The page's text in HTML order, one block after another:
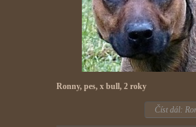
Ronny, pes, x bull, 2 roky
Číst dál: